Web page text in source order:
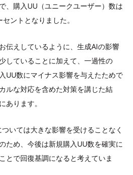
、購入UU（ユニークユーザー）数は
ントとなりました。
伝えしているように、生成AIの影響
していることに加えて、一過性の
UU数にマイナス影響を与えたためで
ルな対応を含めた対策を講じた結
あります。
いては大きな影響を受けることなく
ため、今後は新規購入UU数を確実に
とで回復基調になると考えていま